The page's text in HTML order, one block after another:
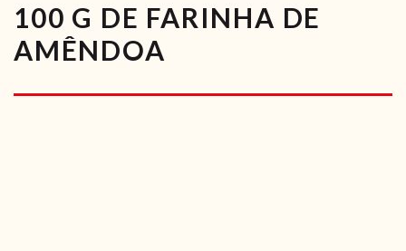
VÍDEOS
RECEITAS VEGGIE
100 G DE FARINHA DE
AMÊNDOA